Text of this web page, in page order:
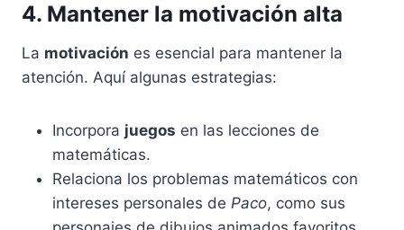
4. Mantener la motivación alta
La motivación es esencial para mantener la
atención. Aquí algunas estrategias:
Incorpora juegos en las lecciones de
matemáticas.
Relaciona los problemas matemáticos con
intereses personales de Paco, como sus